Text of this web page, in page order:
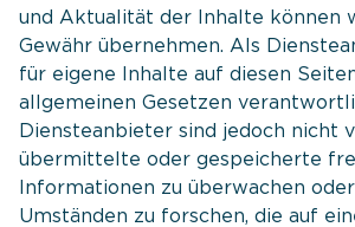
und Aktualität der Inhalte können
Gewähr übernehmen. Als
für eigene Inhalte auf diesen
allgemeinen Gesetzen
Diensteanbieter sind jedoch nicht
übermittelte oder gespeicherte
Informationen zu überwachen
Umständen zu forschen, die auf